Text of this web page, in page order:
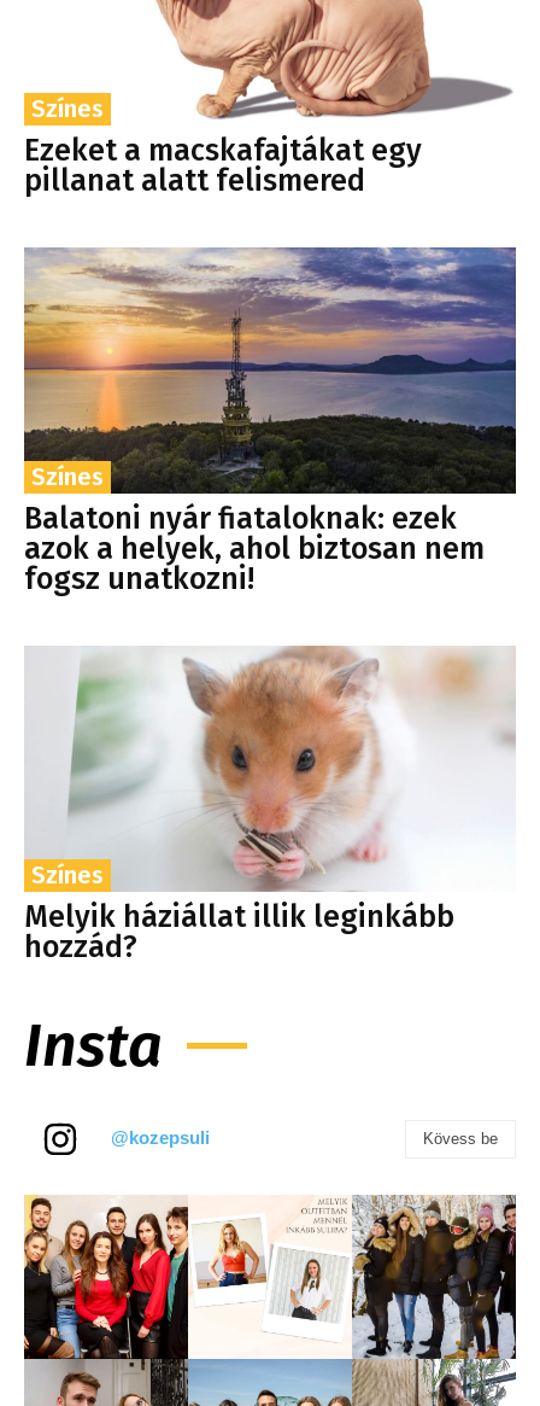
Színes
Ezeket a macskafajtákat egy
pillanat alatt felismered
Színes
Balatoni nyár fiataloknak: ezek
azok a helyek, ahol biztosan nem
fogsz unatkozni!
Színes
Melyik háziállat illik leginkább
hozzád?
Insta
@kozepsuli Kövess be